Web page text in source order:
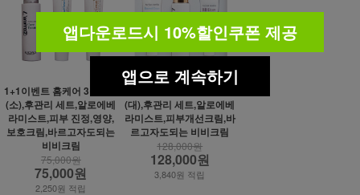
1+1이벤트 홈케어 3종세트
(소),후관리 세트,알로에베
라미스트,피부 진정,영양,
보호크림,바르고자도되는
비비크림
75,000원
75,000원
2,250원 적립
(대),후관리 세트,알로에베
라미스트,피부개선크림,바
르고자도되는 비비크림
128,000원
128,000원
3,840원 적립
앱다운로드시 10%할인쿠폰 제공
앱으로 계속하기